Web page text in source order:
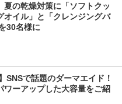
夏の乾燥対策に「ソフトクッ
オイル」と「クレンジングバ
30名様に
SNSで話題のダーマエイド！
ワーアップした大容量をご紹